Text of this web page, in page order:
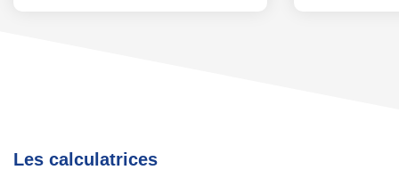
Les calculatrices